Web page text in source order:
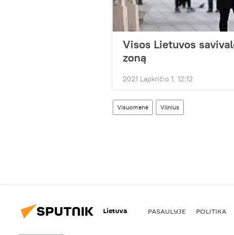
Visos Lietuvos
zoną
2021 Lapkričio 1, 12:12
Visuomenė Vilnius
Lietuva PASAULYJE POLITIKA